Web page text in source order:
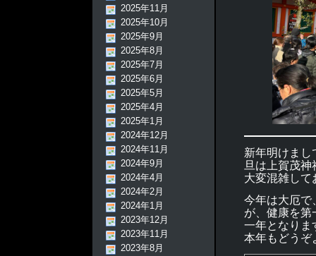
新年明けまし
旦は上賀茂
大変混雑して
今年は大厄で
が、健康を第
一年となりま
本年もどうぞ
2025年11月
2025年10月
2025年9月
2025年8月
2025年7月
2025年6月
2025年5月
2025年4月
2025年1月
2024年12月
2024年11月
2024年9月
2024年4月
2024年2月
2024年1月
2023年12月
2023年11月
2023年8月